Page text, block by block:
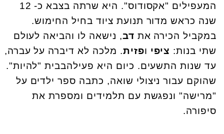
המעפילים "אקסודוס". היא שרתה בצבא כ- 12
שנה כראש מדור תנועת ציוד בחיל החימוש.
במקביל הכירה את דב, נישאה לו והביאה לעולם
שתי בנות: ציפי ופזית. מלכה לא דיברה על עברה,
עד שנות התשעים. כיום היא פעילהבבית "להיות".
שהוקם עבור ניצולי שואה, כתבה ספר ילדים על
"מרישה" ונפגשת עם תלמידים ומספרת את
סיפורה.